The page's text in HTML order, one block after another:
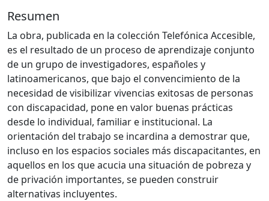
Resumen
La obra, publicada en la colección Telefónica Accesible,
es el resultado de un proceso de aprendizaje conjunto
de un grupo de investigadores, españoles y
latinoamericanos, que bajo el convencimiento de la
necesidad de visibilizar vivencias exitosas de personas
con discapacidad, pone en valor buenas prácticas
desde lo individual, familiar e institucional. La
orientación del trabajo se incardina a demostrar que,
incluso en los espacios sociales más discapacitantes, en
aquellos en los que acucia una situación de pobreza y
de privación importantes, se pueden construir
alternativas incluyentes.